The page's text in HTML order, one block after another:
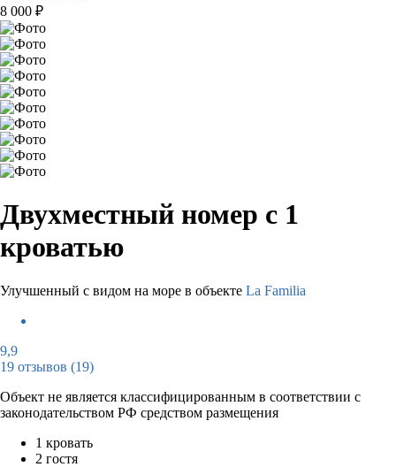
8 000 ₽
Двухместный номер с 1
кроватью
Улучшенный с видом на море в объекте La Familia
9,9
19 отзывов (19)
Объект не является классифицированным в соответствии с
законодательством РФ средством размещения
1 кровать
2 гостя